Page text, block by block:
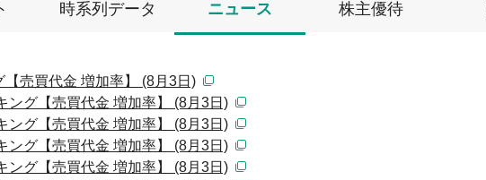
時系列データ ニュース 株主優待
売買代金 増加率】 (8月3日)
ング【売買代金 増加率】 (8月3日)
ング【売買代金 増加率】 (8月3日)
ング【売買代金 増加率】 (8月3日)
ング【売買代金 増加率】 (8月3日)